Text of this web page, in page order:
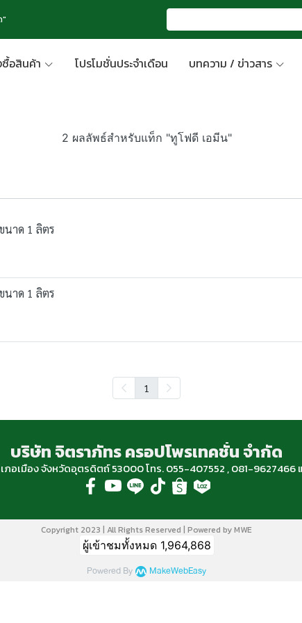
"
อสินค้า โปรโมชั่นประจำเดือน บทความ / ข่าวสาร
2 ผลลัพธ์สำหรับแท็ก "ทูโฟดี เอมีน"
นาด 1 ลิตร
นาด 1 ลิตร
1
บริษัท จิตราภัทร ครอปโพรเทคชั่น จำกัด
ภอเมือง จังหวัดอุตรดิตถ์ 53000 โทร. 055-407552 , 081-
Copyright 2023 | All Rights Reserved | Powered by MWE
ผู้เข้าชมทั้งหมด 1,964,868
Powered By MakeWebEasy